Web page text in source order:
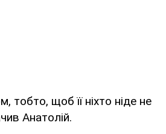
тобто, щоб її ніхто ніде не
Анатолій.